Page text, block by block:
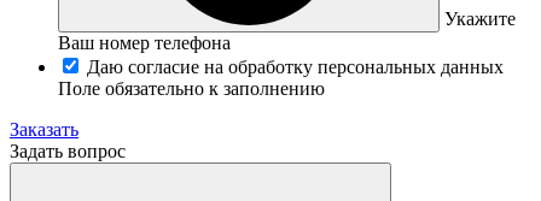
Укажите
Ваш номер телефона
Даю согласие на обработку персональных данных
Поле обязательно к заполнению
Заказать
Задать вопрос